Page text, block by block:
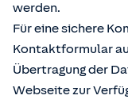
werden.
Für eine sichere
Kontaktformular
Übertragung der
Webseite zur